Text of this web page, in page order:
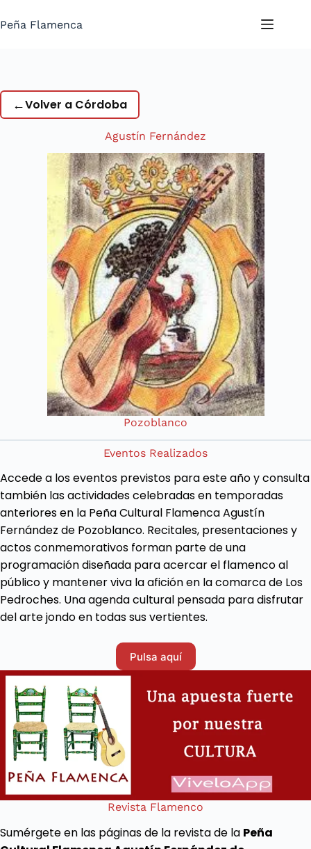
al
Peña Flamenca
←Volver a Córdoba
Agustín Fernández
Pozoblanco
Eventos Realizados
Accede a los eventos previstos para este año y consulta
también las actividades celebradas en temporadas
anteriores en la Peña Cultural Flamenca Agustín
Fernández de Pozoblanco. Recitales, presentaciones y
actos conmemorativos forman parte de una
programación diseñada para acercar el flamenco al
público y mantener viva la afición en la comarca de Los
Pedroches. Una agenda cultural pensada para disfrutar
del arte jondo en todas sus vertientes.
Pulsa aquí
Revista Flamenco
Sumérgete en las páginas de la revista de la Peña